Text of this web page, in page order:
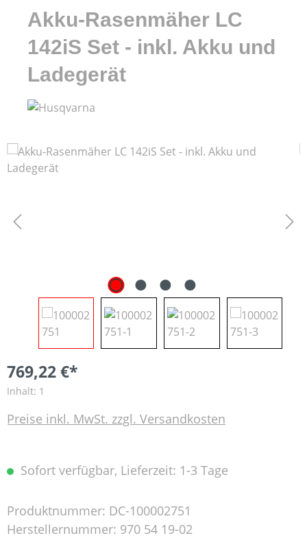
Akku-Rasenmäher LC
142iS Set - inkl. Akku und
Ladegerät
Bildergalerie überspringen
769,22 €*
Inhalt: 1
Preise inkl. MwSt. zzgl. Versandkosten
Sofort verfügbar, Lieferzeit: 1-3 Tage
Produktnummer: DC-100002751
Herstellernummer: 970 54 19-02